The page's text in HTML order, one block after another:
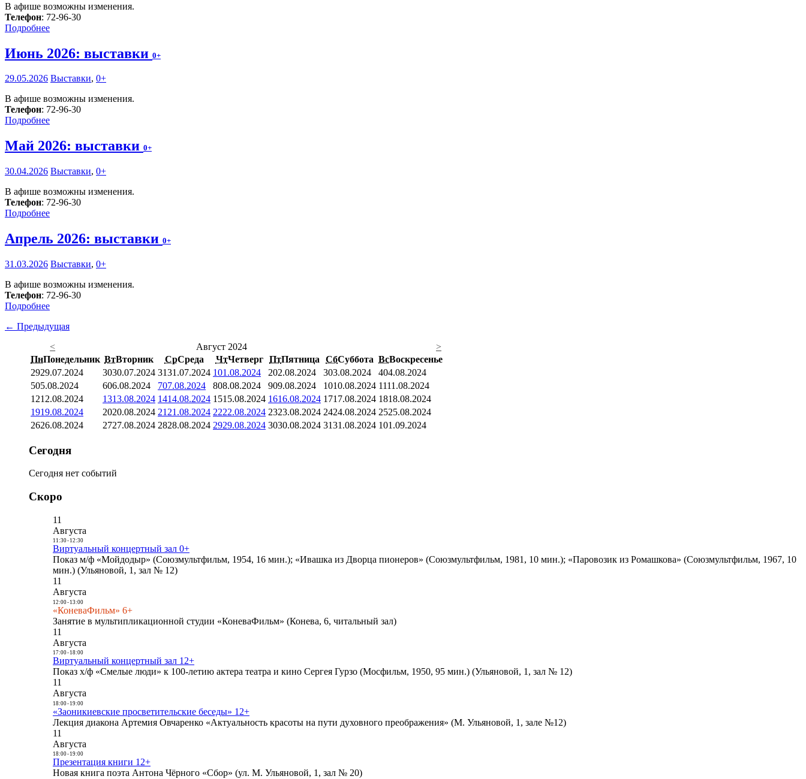
В афише возможны изменения.
Телефон: 72-96-30
Подробнее
Июнь 2026: выставки 0+
29.05.2026 Выставки, 0+
В афише возможны изменения.
Телефон: 72-96-30
Подробнее
Май 2026: выставки 0+
30.04.2026 Выставки, 0+
В афише возможны изменения.
Телефон: 72-96-30
Подробнее
Апрель 2026: выставки 0+
31.03.2026 Выставки, 0+
В афише возможны изменения.
Телефон: 72-96-30
Подробнее
← Предыдущая
<
Август 2024
>
ПнПонедельник ВтВторник СрСреда ЧтЧетверг ПтПятница СбСуббота ВсВоскресенье
2929.07.2024 3030.07.2024 3131.07.2024 101.08.2024 202.08.2024 303.08.2024 404.08.2024
505.08.2024 606.08.2024 707.08.2024 808.08.2024 909.08.2024 1010.08.2024 1111.08.2024
1212.08.2024 1313.08.2024 1414.08.2024 1515.08.2024 1616.08.2024 1717.08.2024 1818.08.2024
1919.08.2024 2020.08.2024 21 21.08.2024 2222.08.2024 2323.08.2024 2424.08.2024 2525.08.2024
2626.08.2024 2727.08.2024 2828.08.2024 2929.08.2024 3030.08.2024 3131.08.2024 101.09.2024
Сегодня
Сегодня нет событий
Скоро
11
Августа
11:30- 12:30
Виртуальный концертный зал 0+
Показ м/ф «Мойдодыр» (Союзмультфильм, 1954, 16 мин.); «Ивашка из Дворца пионеров» (Союзмультфильм, 1981, 10 мин.); «Паровозик из Ромашкова» (Союзмультфильм, 1967, 10
мин.) (Ульяновой, 1, зал № 12)
11
Августа
12:00- 13:00
«КоневаФильм» 6+
Занятие в мультипликационной студии «КоневаФильм» (Конева, 6, читальный зал)
11
Августа
17:00- 18:00
Виртуальный концертный зал 12+
Показ х/ф «Смелые люди» к 100-летию актера театра и кино Сергея Гурзо (Мосфильм, 1950, 95 мин.) (Ульяновой, 1, зал № 12)
11
Августа
18:00- 19:00
«Заоникиевские просветительские беседы» 12+
Лекция диакона Артемия Овчаренко «Актуальность красоты на пути духовного преображения» (М. Ульяновой, 1, зале №12)
11
Августа
18:00- 19:00
Презентация книги 12+
Новая книга поэта Антона Чёрного «Сбор» (ул. М. Ульяновой, 1, зал № 20)